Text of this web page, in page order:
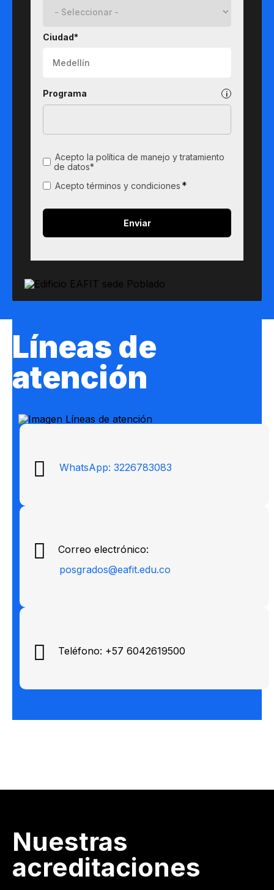
Ciudad*
Programa
Acepto la política de manejo y tratamiento
de datos*
Acepto términos y condiciones *
Líneas de
atención
WhatsApp: 3226783083
Correo electrónico:
posgrados@eafit.edu.co
Teléfono: +57 6042619500
Nuestras
acreditaciones